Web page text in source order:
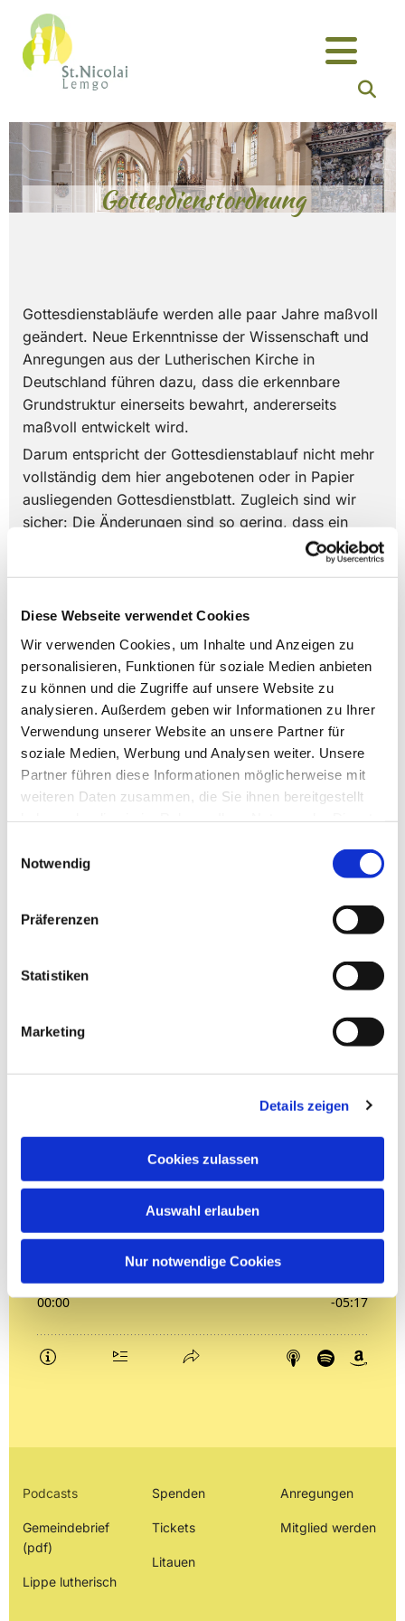
Diese Webseite verwendet Cookies
Wir verwenden Cookies, um Inhalte und Anzeigen zu
personalisieren, Funktionen für soziale Medien anbieten
zu können und die Zugriffe auf unsere Website zu
analysieren. Außerdem geben wir Informationen zu Ihrer
Verwendung unserer Website an unsere Partner für
soziale Medien, Werbung und Analysen weiter. Unsere
Partner führen diese Informationen möglicherweise mit
weiteren Daten zusammen, die Sie ihnen bereitgestellt
Notwendig
Präferenzen
Statistiken
Marketing
Details zeigen
Cookies zulassen
Auswahl erlauben
Nur notwendige Cookies
Zum Inhalt springen
Gottesdienstordnung
Gottesdienstabläufe werden alle paar Jahre maßvoll
geändert. Neue Erkenntnisse der Wissenschaft und
Anregungen aus der Lutherischen Kirche in
Deutschland führen dazu, dass die erkennbare
Grundstruktur einerseits bewahrt, andererseits
maßvoll entwickelt wird.
Darum entspricht der Gottesdienstablauf nicht mehr
vollständig dem hier angebotenen oder in Papier
ausliegenden Gottesdienstblatt. Zugleich sind wir
sicher: Die Änderungen sind so gering, dass ein
Mitfeiern sicherlich leicht möglich ist. Auch beim
Gottesdienst macht Übung den Meister (oder die
hier klicken
Podcasts
Gemeindebrief
(pdf)
Lippe lutherisch
Spenden
Tickets
Litauen
Anregungen
Mitglied werden